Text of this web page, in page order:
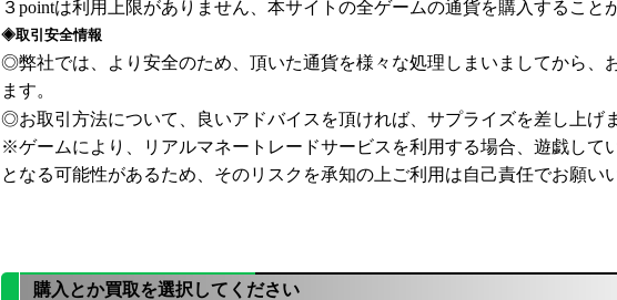
３pointは利用上限がありません、本サイトの全ゲームの通貨を購入すること
◈取引安全情報
◎弊社では、より安全のため、頂いた通貨を様々な処理しまいましてから、
ます。
◎お取引方法について、良いアドバイスを頂ければ、サプライズを差し上げ
※ゲームにより、リアルマネートレードサービスを利用する場合、遊戯して
となる可能性があるため、そのリスクを承知の上ご利用は自己責任でお願い
購入とか買取を選択してください